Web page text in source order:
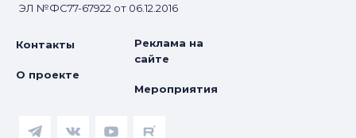
ЭЛ №ФС77-67922 от 06.12.2016
Контакты
О проекте
Реклама на
сайте
Мероприятия